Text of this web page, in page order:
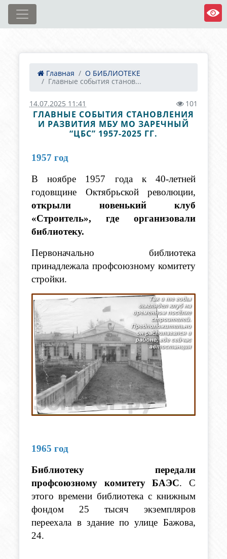
Главная
О БИБЛИОТЕКЕ
Главные события станов...
14.07.2025 11:41 101
ГЛАВНЫЕ СОБЫТИЯ СТАНОВЛЕНИЯ
И РАЗВИТИЯ МБУ МО ЗАРЕЧНЫЙ
“ЦБС” 1957-2025 ГГ.
1957 год
В ноябре 1957 года к 40-летней
открыли новенький клуб
«Строитель», где организовали
библиотеку.
Первоначально библиотека
принадлежала профсоюзному комитету
стройки.
1965 год
Библиотеку передали
профсоюзному комитету БАЭС. С
этого времени библиотека с книжным
фондом 25 тысяч экземпляров
переехала в здание по улице Бажова,
24.